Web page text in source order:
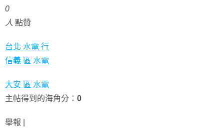
0
人 點贊
台北 水電 行
信義 區 水電
大安 區 水電
主帖得到的海角分： 0
舉報 |